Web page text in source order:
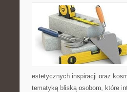
estetycznych inspiracji oraz
tematyką bliską osobom, które